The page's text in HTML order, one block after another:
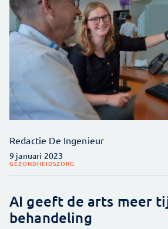
Redactie De Ingenieur
9 januari 2023
GEZONDHEIDSZORG
AI geeft de arts meer
behandeling